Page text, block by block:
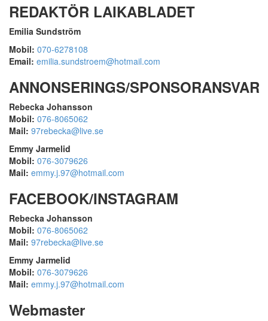
REDAKTÖR LAIKABLADET
Emilia Sundström
Mobil: 070-6278108
Email: emilia.sundstroem@hotmail.com
ANNONSERINGS/
Rebecka Johansson
Mobil: 076-8065062
Mail: 97rebecka@live.se
Emmy Jarmelid
Mobil: 076-3079626
Mail: emmy.j.97@hotmail.com
FACEBOOK/INSTAGRAM
Rebecka Johansson
Mobil: 076-8065062
Mail: 97rebecka@live.se
Emmy Jarmelid
Mobil: 076-3079626
Mail: emmy.j.97@hotmail.com
Webmaster